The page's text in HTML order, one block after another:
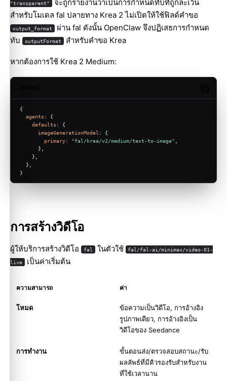
"transparent"
จะถูกรายงานว่าเป็นการกำหนดทับที่ถูกละเว้น
สำหรับโมเดล fal ปลายทาง Krea 2 ไม่เปิดให้ใช้ฟิลด์คำขอ
output_format ผ่าน fal ดังนั้น OpenClaw จึงปฏิเสธการกำหนด
ทับ
outputFormat สำหรับคำขอ Krea
หากต้องการใช้ Krea 2 Medium:
{
agents : {
defaults : {
imageGenerationModel : {
primary: "fal/krea/v2/medium/text-to-image"
      },
    },
  },
}
การสร้างวิดีโอ
ผู้ให้บริการสร้างวิดีโอ fal ในตัวใช้ fal/fal-ai/minimax/video-01-
live เป็นค่าเริ่มต้น
ความสามารถ ค่า
โหมด
ข้อความเป็นวิดีโอ, การอ้างอิง
รูปภาพเดียว, การอ้างอิงเป็น
วิดีโอของ Seedance
การทำงาน
ขั้นตอนส่ง/ตรวจสอบสถานะ/รับ
ผลลัพธ์ที่มีคิวรองรับสำหรับงาน
ที่ใช้เวลานาน